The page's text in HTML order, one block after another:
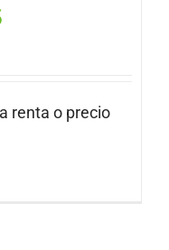
renta o precio